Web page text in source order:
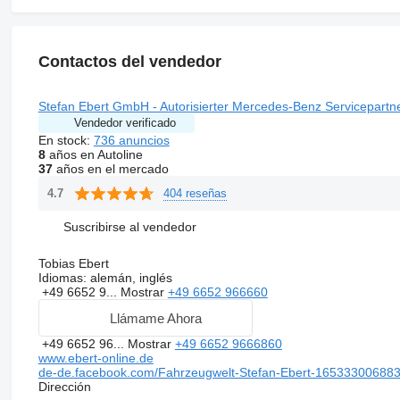
Contactos del vendedor
Stefan Ebert GmbH - Autorisierter Mercedes-Benz
Vendedor verificado
En stock: 736 anuncios
8años en Autoline
37años en el mercado
4.7 404 reseñas
Suscribirse al vendedor
Tobias Ebert
Idiomas: alemán, inglés
+49 6652 9... Mostrar +49 6652 966660
Llámame Ahora
+49 6652 96... Mostrar +49 6652 9666860
www.ebert-online.de
de-de.facebook.com/Fahrzeugwelt-Stefan-Ebert-
Dirección